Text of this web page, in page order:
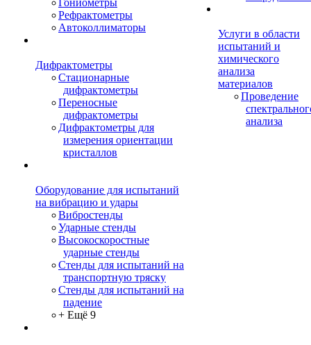
Гониометры
Рефрактометры
Автоколлиматоры
Дифрактометры
Стационарные
дифрактометры
Переносные
дифрактометры
Дифрактометры для
измерения ориентации
кристаллов
Оборудование для испытаний
на вибрацию и удары
Вибростенды
Ударные стенды
Высокоскоростные
ударные стенды
Стенды для испытаний на
транспортную тряску
Стенды для испытаний на
падение
+ Ещё 9
Услуги в области
испытаний и
химического
анализа
материалов
Проведение
анализа